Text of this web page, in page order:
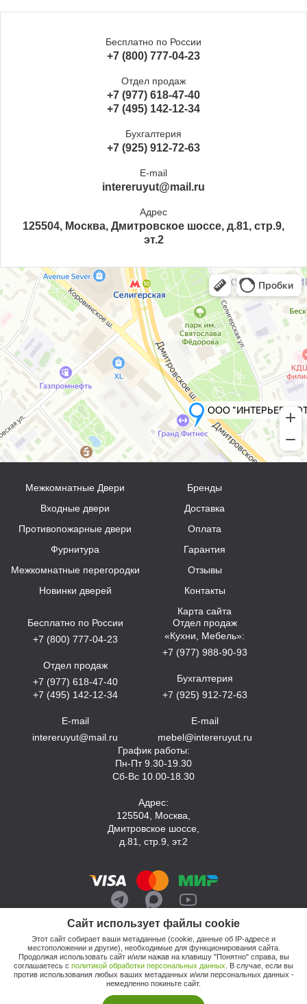
Бесплатно по России
+7 (800) 777-04-23
Отдел продаж
+7 (977) 618-47-40
+7 (495) 142-12-34
Бухгалтерия
+7 (925) 912-72-63
E-mail
intereruyut@mail.ru
Адрес
125504, Москва, Дмитровское шоссе, д.81, стр.9,
эт.2
Сайт использует файлы cookie
Этот сайт собирает ваши метаданные (cookie, данные об IP-адресе и
местоположении и другие), необходимые для функционирования сайта.
Продолжая использовать сайт и/или нажав на клавишу "Понятно" справа, вы
соглашаетесь с политикой обработки персональных данных . В случае, если вы
против использования любых ваших метаданных и/или персональных данных -
немедленно покиньте сайт.
Межкомнатные Двери
Входные двери
Противопожарные двери
Фурнитура
Межкомнатные перегородки
Новинки дверей
Бренды
Доставка
Оплата
Гарантия
Отзывы
Контакты
Карта сайта
Бесплатно по России
+7 (800) 777-04-23
Отдел продаж
+7 (977) 618-47-40
+7 (495) 142-12-34
E-mail
intereruyut@mail.ru
Отдел продаж
«Кухни, Мебель»:
+7 (977) 988-90-93
Бухгалтерия
+7 (925) 912-72-63
E-mail
mebel@intereruyut.ru
График работы:
Пн-Пт 9.30-19.30
Сб-Вс 10.00-18.30
Адрес:
125504, Москва,
Дмитровское шоссе,
д.81, стр.9, эт.2
© 2026, Компания «Интерьер Уют»
Политика обработки персональных данных